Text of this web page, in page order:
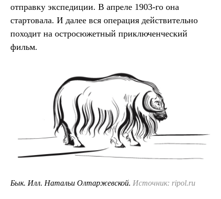
отправку экспедиции. В апреле 1903-го она
стартовала. И далее вся операция действительно
походит на остросюжетный приключенческий
фильм.
Бык. Илл. Натальи Олтаржевской. Источник: ripol.ru